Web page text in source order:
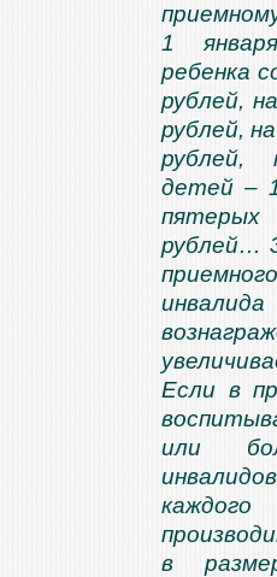
1
ребенка
рублей,
рублей,
рублей,
детей –
рублей…
Если в
или
в